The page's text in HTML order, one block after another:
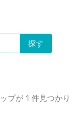
プが 1 件見つかり